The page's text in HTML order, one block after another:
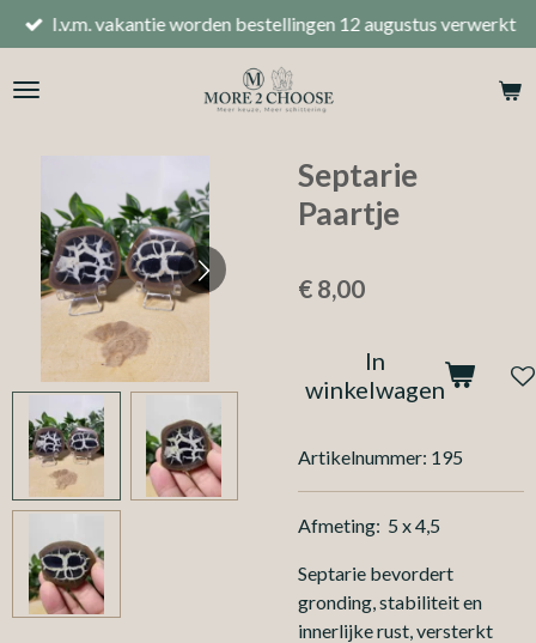
Ga
direct
naar
I.v.m. vakantie worden bestellingen 12 augustus verwerkt
Septarie
Paartje
€ 8,00
In
winkelwagen
Artikelnummer: 195
Afmeting: 5 x 4,5
Septarie bevordert
gronding, stabiliteit en
innerlijke rust, versterkt